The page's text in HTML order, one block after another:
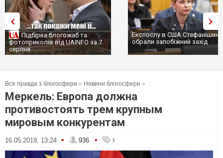
Підбірка блогожаб та
фотоприколів від UAINFO за 7
серпня
Експослу в США
обрали запобіжний захід
Вся правда з блогосфери » Новини блогосфери »
Меркель: Европа должна
противостоять трем крупным
мировым конкурентам
16.05.2019, 13:24 • 936 • 3